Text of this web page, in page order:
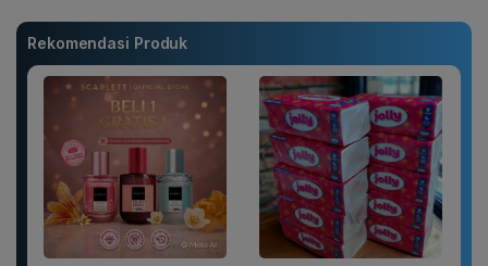
Rekomendasi Produk